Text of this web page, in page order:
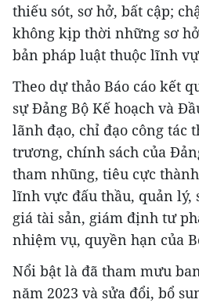
thiếu sót, sơ hở, bất cập;
không kịp thời những sơ
bản pháp luật thuộc lĩnh
Theo dự thảo Báo cáo kết
sự Đảng Bộ Kế hoạch và
lãnh đạo, chỉ đạo công tác
trương, chính sách của
tham nhũng, tiêu cực
lĩnh vực đấu thầu, quản lý,
giá tài sản, giám định tư
nhiệm vụ, quyền hạn của
Nổi bật là đã tham mưu
năm 2023 và sửa đổi, bổ